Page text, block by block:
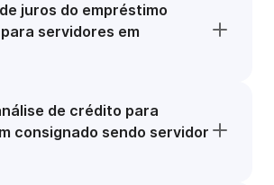
juros do empréstimo
servidores em
de crédito para
consignado sendo servidor